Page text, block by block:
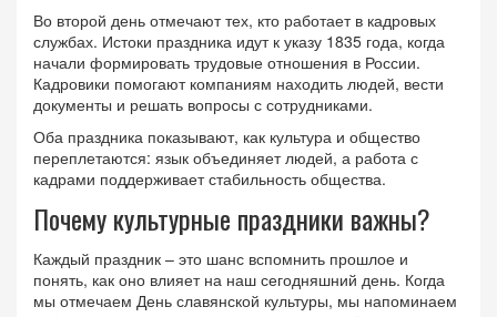
Во второй день отмечают тех, кто работает в кадровых
службах. Истоки праздника идут к указу 1835 года, когда
начали формировать трудовые отношения в России.
Кадровики помогают компаниям находить людей, вести
документы и решать вопросы с сотрудниками.
Оба праздника показывают, как культура и общество
переплетаются: язык объединяет людей, а работа с
кадрами поддерживает стабильность общества.
Почему культурные праздники важны?
Каждый праздник – это шанс вспомнить прошлое и
понять, как оно влияет на наш сегодняшний день. Когда
мы отмечаем День славянской культуры, мы напоминаем